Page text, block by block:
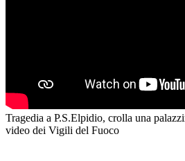
Tragedia a P.S.Elpidio, crolla una
video dei Vigili del Fuoco